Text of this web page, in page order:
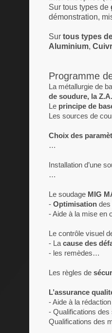
Sur tous types de
démonstration,
Sur tous types
Aluminium,
Programme
La métallurgie de
de soudure, la
Le principe de
Les sources de
Choix des
…
Installation d’une
…
Le soudage MIG
- Optimisation des
- Aide à la mise en
Le contrôle visuel
- La cause des
- les remèdes…
Les règles de
L’assurance
- Aide à la
- Qualifications
Qualifications des